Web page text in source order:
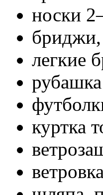
носки
легкие
рубашка
куртка